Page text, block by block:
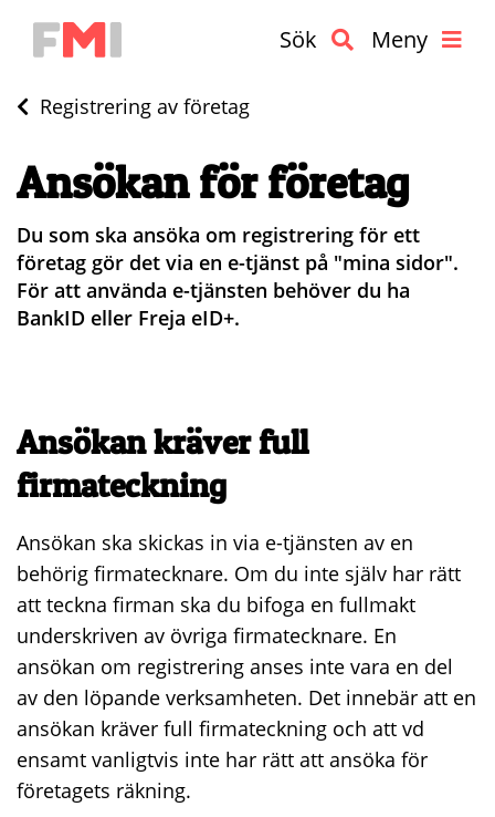
Sök Meny
Registrering av företag
Ansökan för företag
Du som ska ansöka om registrering för ett
företag gör det via en e-tjänst på "mina sidor".
För att använda e-tjänsten behöver du ha
BankID eller Freja eID+.
Ansökan kräver full
firmateckning
Ansökan ska skickas in via e-tjänsten av en
behörig firmatecknare. Om du inte själv har rätt
att teckna firman ska du bifoga en fullmakt
underskriven av övriga firmatecknare. En
ansökan om registrering anses inte vara en del
av den löpande verksamheten. Det innebär att en
ansökan kräver full firmateckning och att vd
ensamt vanligtvis inte har rätt att ansöka för
företagets räkning.